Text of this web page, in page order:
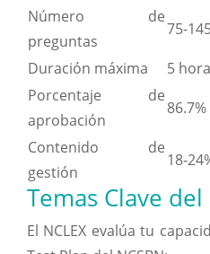
Número de
preguntas
75-
Duración máxima
5
Porcentaje de
aprobación
Contenido de
gestión
18-
Temas Clave del
El NCLEX evalúa tu